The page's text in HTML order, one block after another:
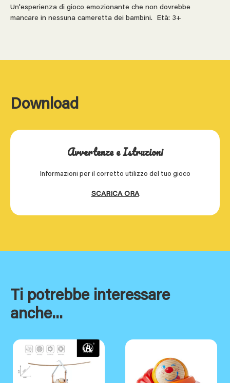
Un'esperienza di gioco emozionante che non dovrebbe
mancare in nessuna cameretta dei bambini. Età: 3+
Download
Avvertenze e Istruzioni
Informazioni per il corretto utilizzo del tuo gioco
SCARICA ORA
Ti potrebbe interessare
anche...